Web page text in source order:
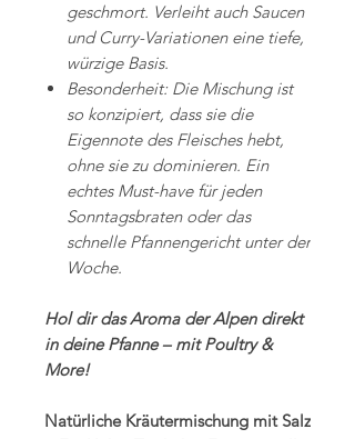
geschmort. Verleiht auch Saucen
und Curry-Variationen eine tiefe,
würzige Basis.
Besonderheit: Die Mischung ist
so konzipiert, dass sie die
Eigennote des Fleisches hebt,
ohne sie zu dominieren. Ein
echtes Must-have für jeden
Sonntagsbraten oder das
schnelle Pfannengericht unter der
Woche.
Hol dir das Aroma der Alpen direkt
in deine Pfanne – mit Poultry &
More!
Natürliche Kräutermischung mit Salz